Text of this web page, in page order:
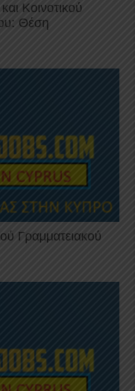
Κοινοτικού
Θέση
Γραμματειακού